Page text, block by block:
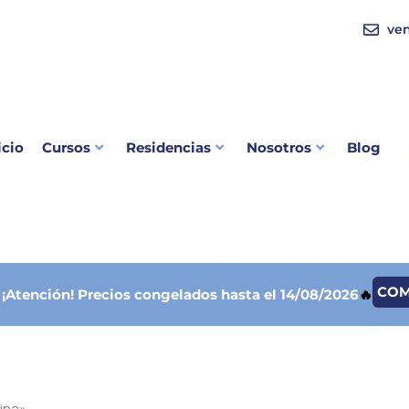
Cursos Residencias Nosotros Blog
¡Atención! Precios congelados hasta el 14/08/2026🔥